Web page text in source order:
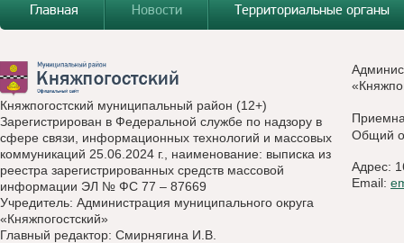
Главная
Новости Территориальные органы
Княжпогостский муниципальный район (12+)
Зарегистрирован в Федеральной службе по надзору в
сфере связи, информационных технологий и массовых
коммуникаций 25.06.2024 г., наименование: выписка из
реестра зарегистрированных средств массовой
информации ЭЛ № ФС 77 – 87669
Учредитель: Администрация муниципального округа
«Княжпогостский»
Главный редактор: Смирнягина И.В.
Общий
Адрес:
Email: